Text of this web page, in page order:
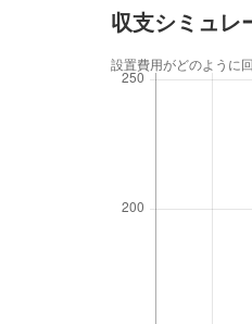
収支シミュレ
設置費用がどのように